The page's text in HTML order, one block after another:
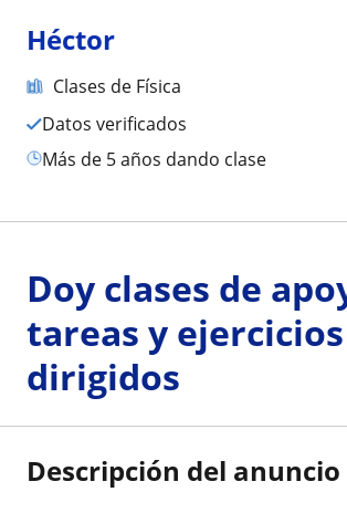
Héctor
Clases de Física
Datos verificados
más de 5 años dando clase
Doy clases de
tareas y ejercicios
dirigidos
Descripción del anuncio